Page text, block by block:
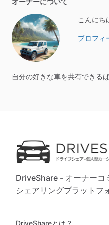
こんにち
プロフィ
自分の好きな車を共有できる
DriveShare - オーナーコ
シェアリングプラットフ
DriveShareとは？